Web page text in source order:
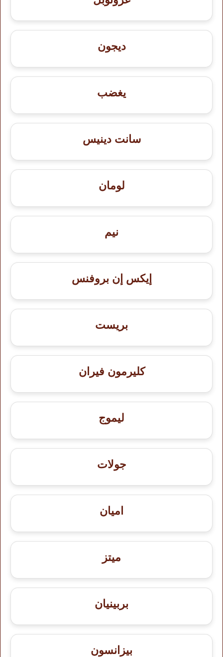
ديجون
يغضب
سانت دينيس
لومان
نيم
إيكس إن بروفنس
بريست
كليرمون فيران
ليموج
جولات
اميان
ميتز
بربينيان
بيزانسون